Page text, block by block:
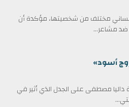
مختلف من شخصيتها، مؤكدة أن
ضد مشاعر...
أسود»
داليا مصطفى على الجدل الذي أثير في